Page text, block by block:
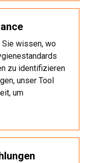
Sie wissen, wo
zu identifizieren
unser Tool
um